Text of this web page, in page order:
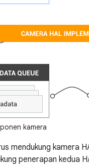
kamera
mendukung kamera
penerapan kedua